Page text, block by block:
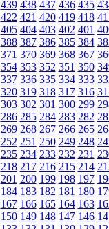
439 438 437 436 435
422 421 420 419 418
405 404 403 402 401
388 387 386 385 384
371 370 369 368 367
354 353 352 351 350
337 336 335 334 333
320 319 318 317 316
303 302 301 300 299
286 285 284 283 282
269 268 267 266 265
252 251 250 249 248
235 234 233 232 231
218 217 216 215 214
201 200 199 198 197
184 183 182 181 180
167 166 165 164 163
150 149 148 147 146